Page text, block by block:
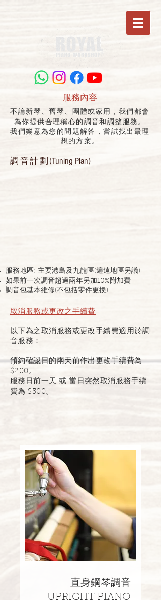
服務內容
不論新琴、舊琴、團體或家用，我們都會
為你提供合理稱心的調音和調整服務。
我們樂意為您的問題解答，嘗試找出最理
想的方案。
調音計劃 (Tuning Plan)
服務地區: 主要港島及九龍區(遍遠地區另議)
​如果前一次調音超過兩年另加10%附加費
調音包基本維修(不包括零件更換)
取消服務或更改之手續費
以下為之取消服務或更改手續費適用於調
音服務：
預約確認日的兩天前作出更改手續費為
$200。
服務日前一天或 當日突然取消服務手續
費為 $500。
直身鋼琴調音
UPRIGHT PIANO